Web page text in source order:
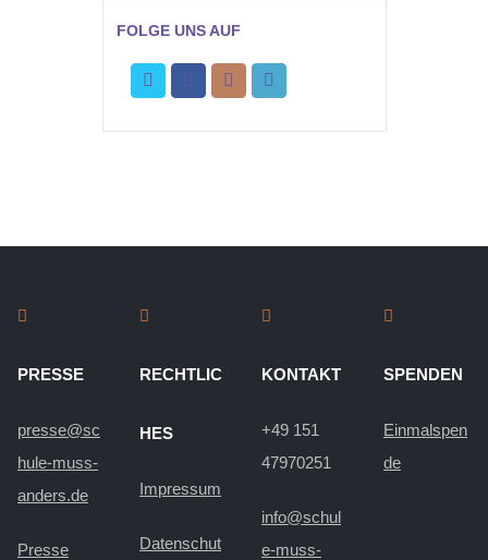
FOLGE UNS AUF
PRESSE
presse@sc
hule-muss-
anders.de
Presse
RECHTLIC
HES
Impressum
Datenschut
KONTAKT
+49 151
47970251
info@schul
e-muss-
SPENDEN
Einmalspen
de